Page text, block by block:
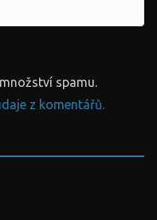
spamu.
z komentářů.